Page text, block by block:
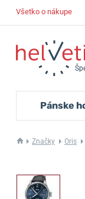
Všetko o nákupe
Pánske
Značky Oris